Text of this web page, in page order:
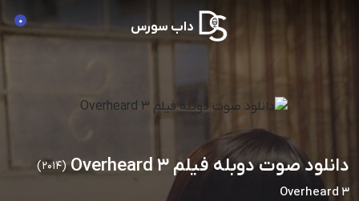
0 داب سورس
دانلود صوت دوبله فیلم Overheard 3 (2014)
Overheard 3